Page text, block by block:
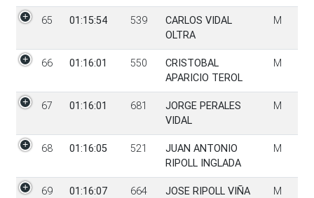
65 01:15:54 539
CARLOS VIDAL
OLTRA
M
66 01:16:01 550
CRISTOBAL
APARICIO TEROL
M
67 01:16:01 681
JORGE PERALES
VIDAL
M
68 01:16:05 521
JUAN ANTONIO
RIPOLL INGLADA
M
69 01:16:07 664 JOSE RIPOLL VIÑA M